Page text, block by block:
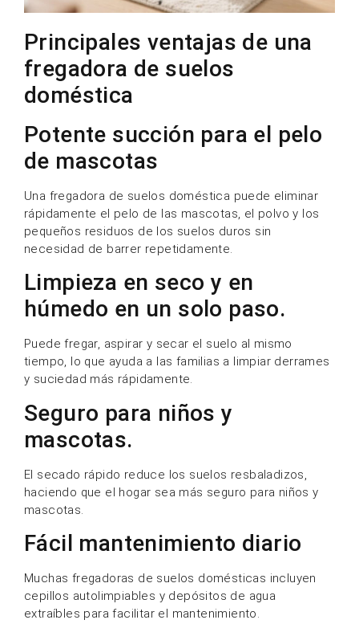
Principales ventajas de una
fregadora de suelos
doméstica
Potente succión para el pelo
de mascotas
Una fregadora de suelos doméstica puede eliminar
rápidamente el pelo de las mascotas, el polvo y los
pequeños residuos de los suelos duros sin
necesidad de barrer repetidamente.
Limpieza en seco y en
húmedo en un solo paso.
Puede fregar, aspirar y secar el suelo al mismo
tiempo, lo que ayuda a las familias a limpiar derrames
y suciedad más rápidamente.
Seguro para niños y
mascotas.
El secado rápido reduce los suelos resbaladizos,
haciendo que el hogar sea más seguro para niños y
mascotas.
Fácil mantenimiento diario
Muchas fregadoras de suelos domésticas incluyen
cepillos autolimpiables y depósitos de agua
extraíbles para facilitar el mantenimiento.